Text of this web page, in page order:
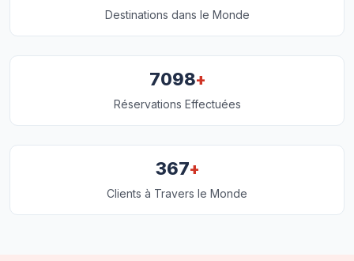
Destinations dans le Monde
7098+
Réservations Effectuées
367+
Clients à Travers le Monde